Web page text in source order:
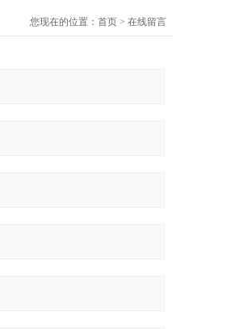
您现在的位置： 首页 > 在线留言